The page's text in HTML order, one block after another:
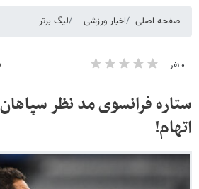
صفحه اصلی اخبار ورزشی لیگ برتر
۰ نفر
ستاره فرانسوی مد نظر
اتهام!